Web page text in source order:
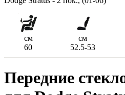
см
см
60
52.5-53
Передние